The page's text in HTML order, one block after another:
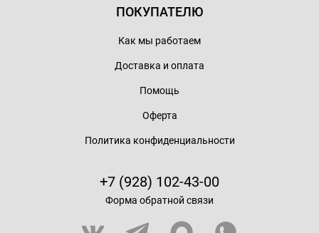
ПОКУПАТЕЛЮ
Как мы работаем
Доставка и оплата
Помощь
Оферта
Политика конфиденциальности
+7 (928) 102-43-00
Форма обратной связи